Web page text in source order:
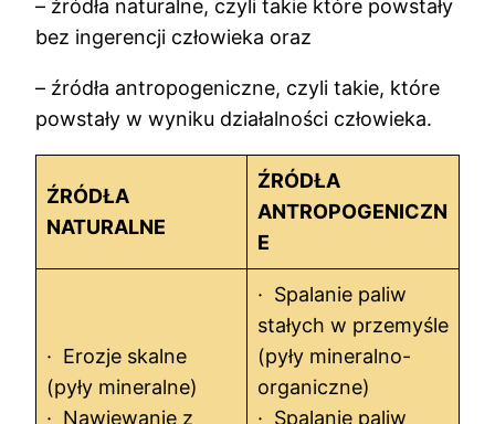
– źródła naturalne, czyli takie które powstały
bez ingerencji człowieka oraz
– źródła antropogeniczne, czyli takie, które
powstały w wyniku działalności człowieka.
ŹRÓDŁA
NATURALNE
ŹRÓDŁA
ANTROPOGENICZN
E
· Erozje skalne
(pyły mineralne)
· Nawiewanie z
· Spalanie paliw
stałych w przemyśle
(pyły mineralno-
organiczne)
· Spalanie paliw